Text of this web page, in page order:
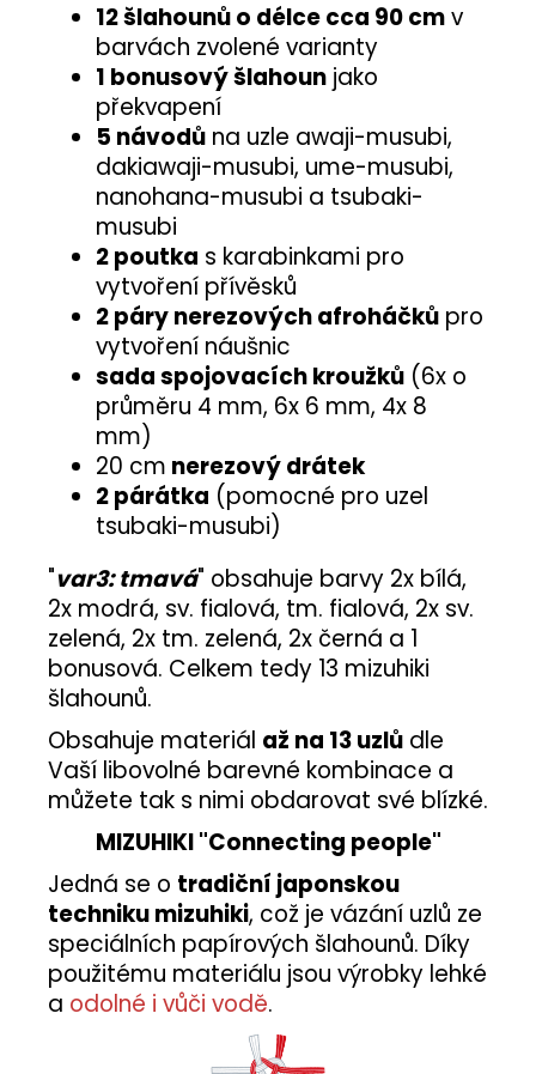
12 šlahounů o délce cca 90 cmv
barvách zvolené varianty
1 bonusový šlahoun jako
překvapení
5 návodů na uzle awaji-musubi,
dakiawaji-musubi, ume-musubi,
nanohana-musubi a tsubaki-
musubi
2 poutka s karabinkami pro
vytvoření přívěsků
2 páry nerezových afroháčků pro
vytvoření náušnic
sada spojovacích kroužků (6x o
průměru 4 mm, 6x 6 mm, 4x 8
mm)
20 cm nerezový drátek
2 párátka (pomocné pro uzel
tsubaki-musubi)
"var3: tmavá" obsahuje barvy 2x bílá,
2x modrá, sv. fialová, tm. fialová, 2x sv.
zelená, 2x tm. zelená, 2x černá a 1
bonusová. Celkem tedy 13 mizuhiki
šlahounů.
Obsahuje materiál až na 13 uzlů dle
Vaší libovolné barevné kombinace a
můžete tak s nimi obdarovat své blízké.
MIZUHIKI "Connecting people"
Jedná se o tradiční japonskou
techniku mizuhiki, což je vázání uzlů ze
speciálních papírových šlahounů. Díky
použitému materiálu jsou výrobky lehké
a odolné i vůči vodě.